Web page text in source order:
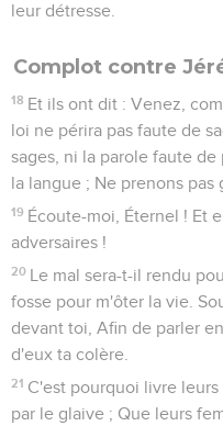
leur détresse.
Complot contre
18 Et ils ont dit : Venez,
loi ne périra pas faute de
sages, ni la parole faute
la langue ; Ne prenons pas
19 Écoute-moi, Éternel ! Et
adversaires !
20 Le mal sera-t-il rendu
fosse pour m'ôter la vie.
devant toi, Afin de parler
d'eux ta colère.
21 C'est pourquoi livre
par le glaive ; Que leurs